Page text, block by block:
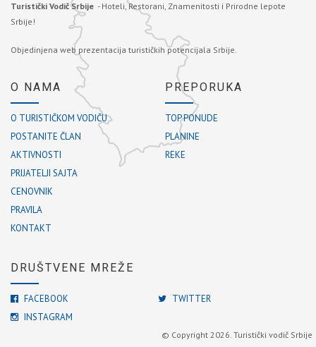
Turistički Vodič Srbije - Hoteli, Restorani, Znamenitosti i Prirodne lepote
Srbije!
Objedinjena web prezentacija turističkih potencijala Srbije.
O NAMA
O TURISTIČKOM VODIČU
POSTANITE ČLAN
AKTIVNOSTI
PRIJATELJI SAJTA
CENOVNIK
PRAVILA
KONTAKT
PREPORUKA
TOP PONUDE
PLANINE
REKE
DRUŠTVENE MREŽE
FACEBOOK
TWITTER
INSTAGRAM
© Copyright 2026. Turistički vodič Srbije